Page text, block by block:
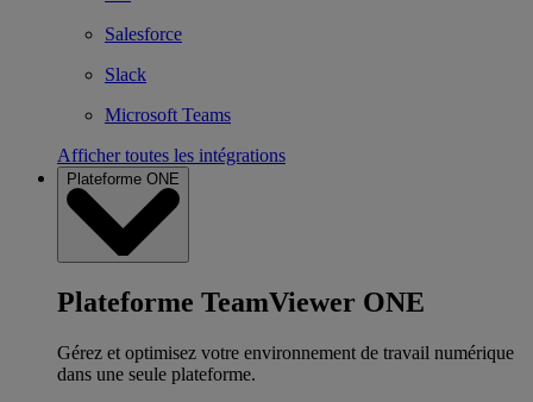
Salesforce
Slack
Microsoft Teams
Afficher toutes les intégrations
Plateforme ONE
Plateforme TeamViewer ONE
Gérez et optimisez votre environnement de travail numérique
dans une seule plateforme.